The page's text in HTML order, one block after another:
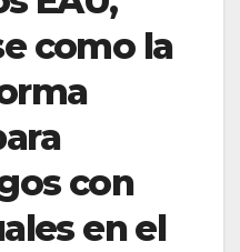
como la
con
en el